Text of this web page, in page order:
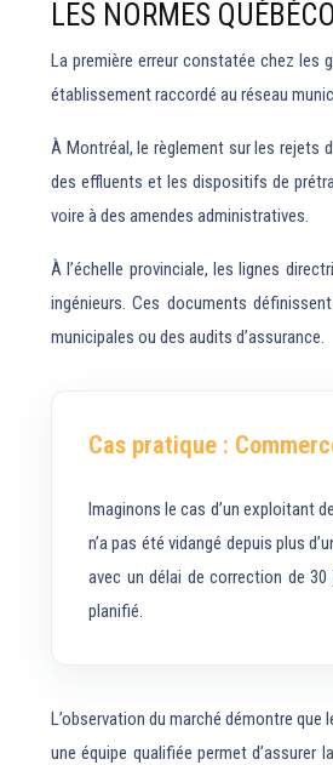
LES NORMES
La première erreur constatée chez les
établissement raccordé au réseau
À Montréal, le règlement sur les rejets
des effluents et les dispositifs de
voire à des amendes administratives.
À l’échelle provinciale, les lignes
ingénieurs. Ces documents
municipales ou des audits d’assurance.
Cas pratique :
Imaginons le cas d’un exploitant
n’a pas été vidangé depuis plus
avec un délai de correction de
planifié.
L’observation du marché démontre
une équipe qualifiée permet